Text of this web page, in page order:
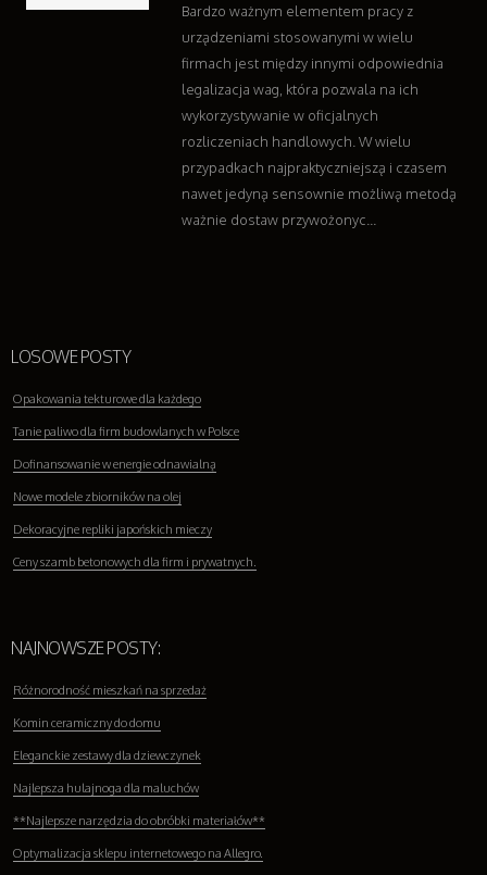
Bardzo ważnym elementem pracy z
urządzeniami stosowanymi w wielu
firmach jest między innymi odpowiednia
legalizacja wag, która pozwala na ich
wykorzystywanie w oficjalnych
rozliczeniach handlowych. W wielu
przypadkach najpraktyczniejszą i czasem
nawet jedyną sensownie możliwą metodą
ważnie dostaw przywożonyc...
LOSOWE POSTY
Opakowania tekturowe dla każdego
Tanie paliwo dla firm budowlanych w Polsce
Dofinansowanie w energie odnawialną
Nowe modele zbiorników na olej
Dekoracyjne repliki japońskich mieczy
Ceny szamb betonowych dla firm i prywatnych.
NAJNOWSZE POSTY:
Różnorodność mieszkań na sprzedaż
Komin ceramiczny do domu
Eleganckie zestawy dla dziewczynek
Najlepsza hulajnoga dla maluchów
**Najlepsze narzędzia do obróbki materiałów**
Optymalizacja sklepu internetowego na Allegro.